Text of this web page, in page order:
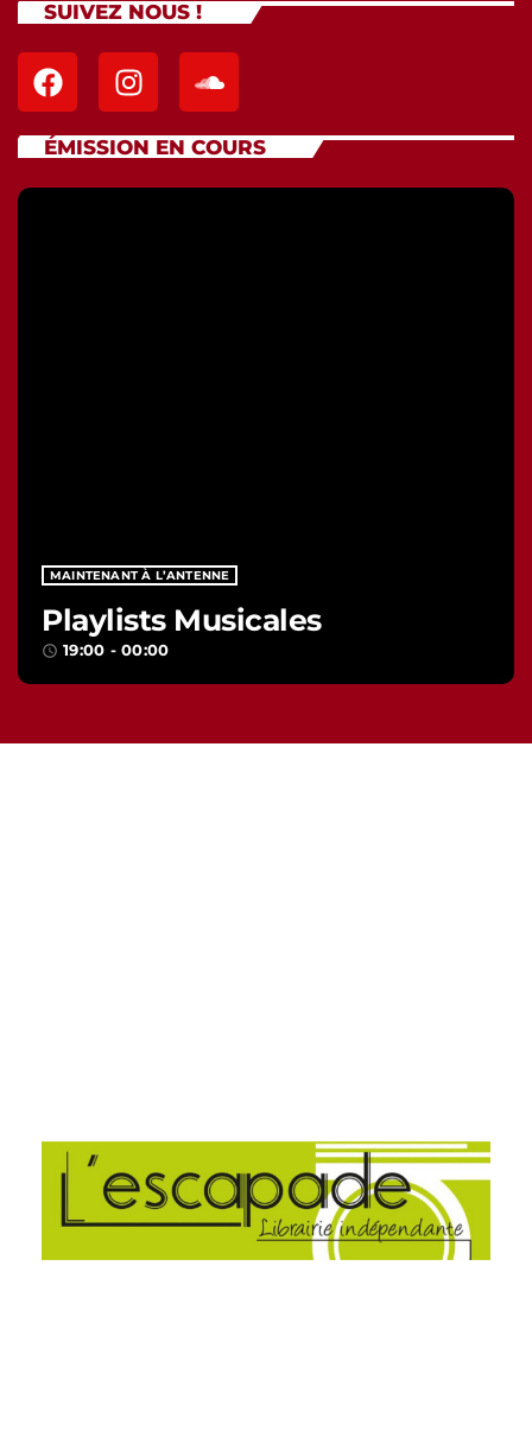
SUIVEZ NOUS !
ÉMISSION EN COURS
MAINTENANT À L’ANTENNE
Playlists Musicales
access_time 19:00 - 00:00